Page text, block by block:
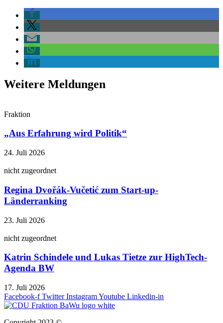
Weitere Meldungen
Fraktion
„Aus Erfahrung wird Politik“
24. Juli 2026
nicht zugeordnet
Regina Dvořák-Vučetić zum Start-up-
Länderranking
23. Juli 2026
nicht zugeordnet
Katrin Schindele und Lukas Tietze zur HighTech-
Agenda BW
17. Juli 2026
Facebook-f Twitter InstagramYoutube Linkedin-in